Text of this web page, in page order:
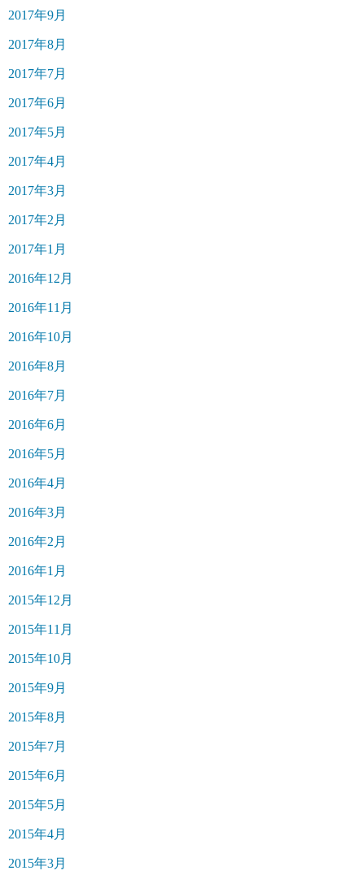
2017年9月
2017年8月
2017年7月
2017年6月
2017年5月
2017年4月
2017年3月
2017年2月
2017年1月
2016年12月
2016年11月
2016年10月
2016年8月
2016年7月
2016年6月
2016年5月
2016年4月
2016年3月
2016年2月
2016年1月
2015年12月
2015年11月
2015年10月
2015年9月
2015年8月
2015年7月
2015年6月
2015年5月
2015年4月
2015年3月